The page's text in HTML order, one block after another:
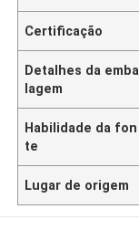
Certificação
Detalhes da emba
lagem
Habilidade da fon
te
Lugar de origem